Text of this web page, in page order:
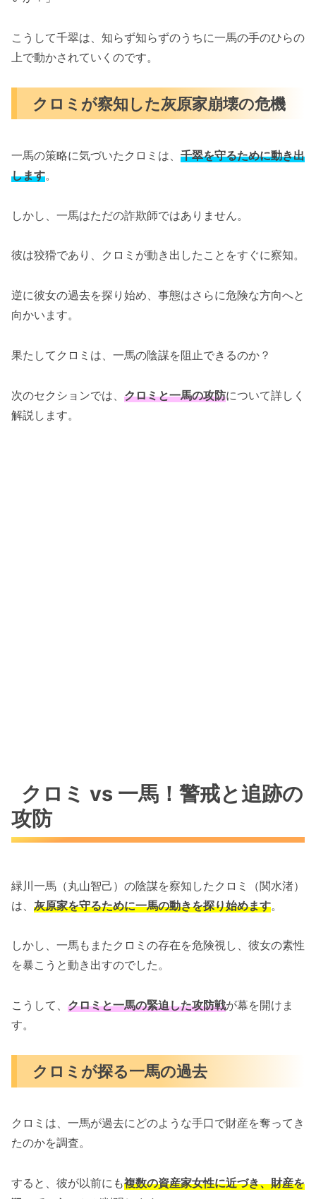
こうして千翠は、知らず知らずのうちに一馬の手のひらの
上で動かされていくのです。
クロミが察知した灰原家崩壊の危機
一馬の策略に気づいたクロミは、 千翠を守るために動き出
します。
しかし、一馬はただの詐欺師ではありません。
彼は狡猾であり、クロミが動き出したことをすぐに察知。
逆に彼女の過去を探り始め、事態はさらに危険な方向へと
向かいます。
果たしてクロミは、一馬の陰謀を阻止できるのか？
次のセクションでは、 クロミと一馬の攻防について詳しく
解説します。
クロミ vs 一馬！警戒と追跡の
攻防
緑川一馬（丸山智己）の陰謀を察知したクロミ（関水渚）
は、 灰原家を守るために一馬の動きを探り始めます。
しかし、一馬もまたクロミの存在を危険視し、彼女の素性
を暴こうと動き出すのでした。
こうして、 クロミと一馬の緊迫した攻防戦が幕を開けま
す。
クロミが探る一馬の過去
クロミは、一馬が過去にどのような手口で財産を奪ってき
たのかを調査。
すると、彼が以前にも複数の資産家女性に近づき、財産を